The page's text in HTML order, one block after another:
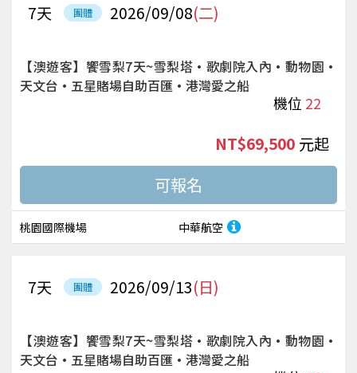
團體 2026/09/08(二)
7天
【澳遊客】饗雪梨7天~雪梨塔·歌劇院入內·動物園·
天文台·五星賭場自助百匯·港灣愛之船
機位 22
桃園國際機場 中華航空
NT$69,500 起
團體 2026/09/13(日)
7天
【澳遊客】饗雪梨7天~雪梨塔·歌劇院入內·動物園·
天文台·五星賭場自助百匯·港灣愛之船